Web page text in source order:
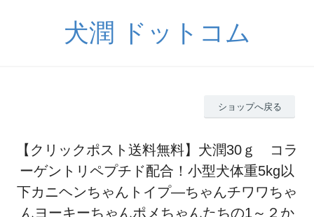
犬潤 ドットコム
ショップへ戻る
【クリックポスト送料無料】犬潤30ｇ コラ
ーゲントリペプチド配合！小型犬体重5kg以
下カニヘンちゃんトイプ―ちゃんチワワちゃ
んヨーキーちゃんポメちゃんたちの1～２か